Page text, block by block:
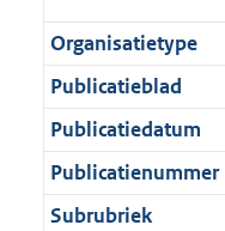
Organisatietype
Publicatieblad
Publicatiedatum
Publicatienummer
Subrubriek